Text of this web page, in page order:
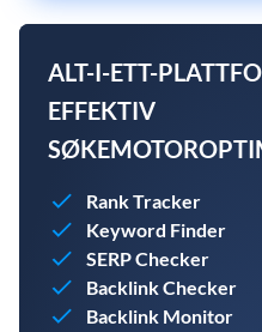
ALT-I-ETT-
EFFEKTIV
Rank Tracker
Keyword Finder
SERP Checker
Backlink Checker
Backlink Monitor